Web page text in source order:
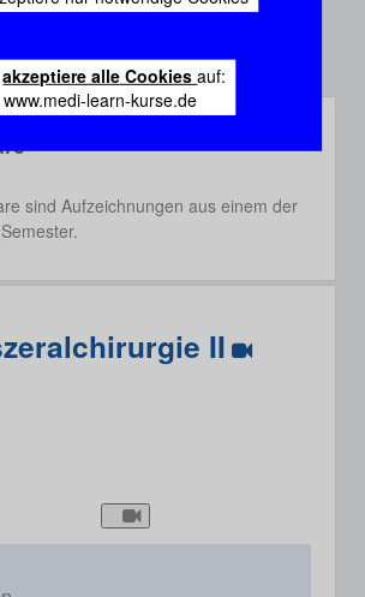
akzeptiere alle Cookiesauf:
www.medi-learn-kurse.de
sind Aufzeichnungen aus einem der
II